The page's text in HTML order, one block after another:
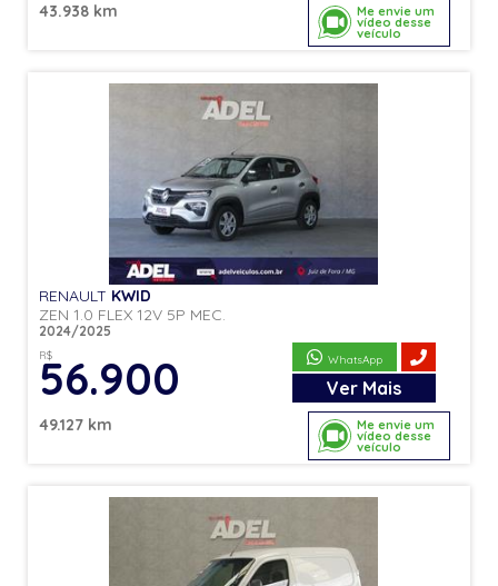
Me envie um
vídeo desse
veículo
43.938 km
Me envie um
vídeo desse
veículo
RENAULT KWID
ZEN 1.0 FLEX 12V 5P MEC.
2024/2025
R$
56.900 WhatsApp
Ver Mais
49.127 km